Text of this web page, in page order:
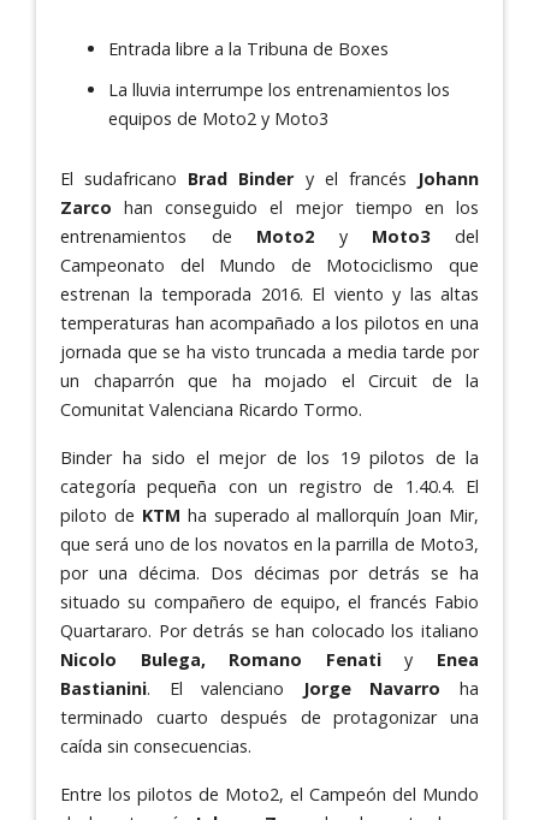
Entrada libre a la Tribuna de Boxes
La lluvia interrumpe los entrenamientos los
equipos de Moto2 y Moto3
El sudafricano Brad Bindery el francés
Johann
Zarco han conseguido el mejor tiempo en los
entrenamientos de Moto2 y Moto3del
Campeonato del Mundo de Motociclismo que
estrenan la temporada 2016. El viento y las altas
temperaturas han acompañado a los pilotos en una
jornada que se ha visto truncada a media tarde por
un chaparrón que ha mojado el Circuit de la
Comunitat Valenciana Ricardo Tormo.
Binder ha sido el mejor de los 19 pilotos de la
categoría pequeña con un registro de 1.40.4. El
piloto de KTM ha superado al mallorquín Joan Mir,
que será uno de los novatos en la parrilla de Moto3,
por una décima. Dos décimas por detrás se ha
situado su compañero de equipo, el francés Fabio
Quartararo. Por detrás se han colocado los italiano
Nicolo Bulega, Romano Fenatiy Enea
Bastianini. El valenciano Jorge Navarro ha
terminado cuarto después de protagonizar una
caída sin consecuencias.
Entre los pilotos de Moto2, el Campeón del Mundo